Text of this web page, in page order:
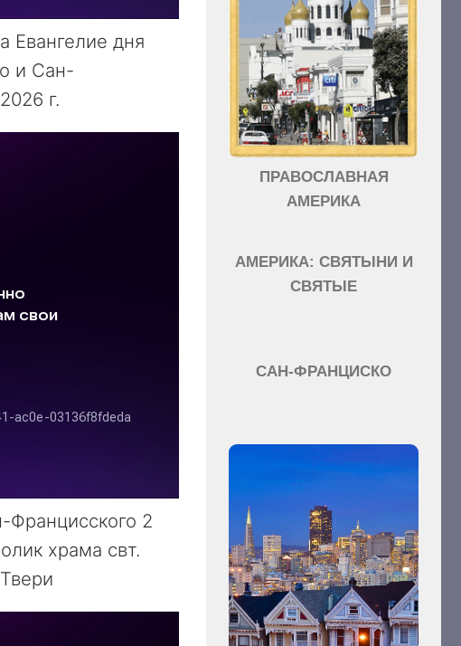
Евангелие дня
и Сан-
г.
Францисского 2
храма свт.
ПРАВОСЛАВНАЯ
АМЕРИКА
АМЕРИКА: СВЯТЫНИ И
СВЯТЫЕ
САН-ФРАНЦИСКО